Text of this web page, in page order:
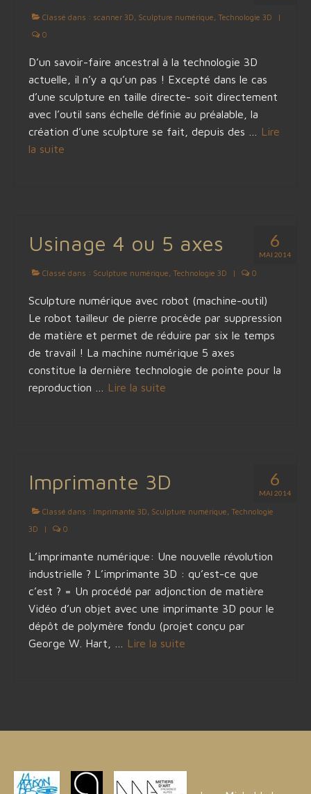
Classé dans : scanner 3D Sculpture numérique Technologie 3D
|
0
D’un savoir-faire ancestral à la technologie 3D
actuelle, il n’y a qu’un pas ! Excepté dans le cas
d’une sculpture en taille directe- soit directement
avec l’outil sans échelle définie au préalable, la
création d’une sculpture se fait, depuis des …
Lire
la suite­­
6
MAI 2014
Usinage 4 ou 5 axes
Classé dans : Sculpture numérique Technologie 3D | 0
Sculpture numérique avec robot (machine-outil)
Le robot tailleur de pierre procède par suppression
de matière et permet de réduire par six le temps
de travail ! La machine numérique 5 axes
constitue la dernière technologie de pointe pour la
reproduction …
Lire la suite­­
6
MAI 2014
Imprimante 3D
Classé dans : Imprimante 3D Sculpture numérique Technologie
3D
| 0
L’imprimante numérique: Une nouvelle révolution
industrielle ? L’imprimante 3D : qu’est-ce que
c’est ? = Un procédé par adjonction de matière
Vidéo d’un objet avec une imprimante 3D pour le
dépôt de polymère fondu (projet conçu par
George W. Hart, …
Lire la suite­­